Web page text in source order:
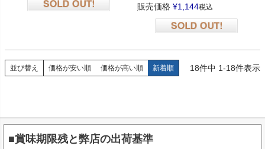
販売価格 ¥1,144税込
並び替え 価格が安い順 価格が高い順 新着順 18件中 1-18件表示
■賞味期限残と弊店の出荷基準